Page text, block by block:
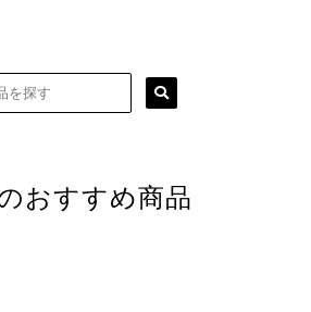
おすすめ商品